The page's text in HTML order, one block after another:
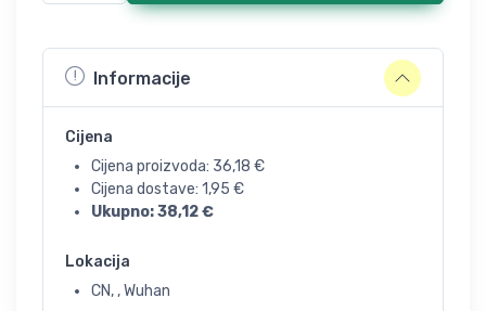
Informacije
Cijena
Cijena proizvoda: 36,18 €
Cijena dostave: 1,95 €
Ukupno:38,12€
Lokacija
CN, , Wuhan